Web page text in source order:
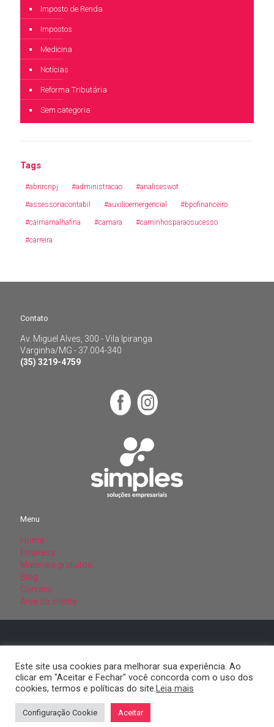
Imposto de Renda
Impostos
Medicina
Notícias
Reforma Tributária
Sem categoria
Tags
#abrircnpj #administracao #analiseswot
#assessoriacontabil #auxilioemergencial #bpofinanceiro
#cairnamalhafina #camara #caminhosparaosucesso
#carreira
Varginha/MG - 37.004-340
Menu
Contato
Av. Miguel Alves, 300 - Vila Ipiranga
Varginha/MG - 37.004-340
(35) 3219-4759
Menu
Home
Empresa
Materiais gratuitos
Blog
Contato
Área do cliente
LTDA
© 2022 Simples. Todos os direitos reservados.
Este site usa cookies para melhorar sua experiência. Ao
clicar em "Aceitar e Fechar" você concorda com o uso dos
cookies, termos e políticas do site.Leia mais
Configuração Cookie Aceitar